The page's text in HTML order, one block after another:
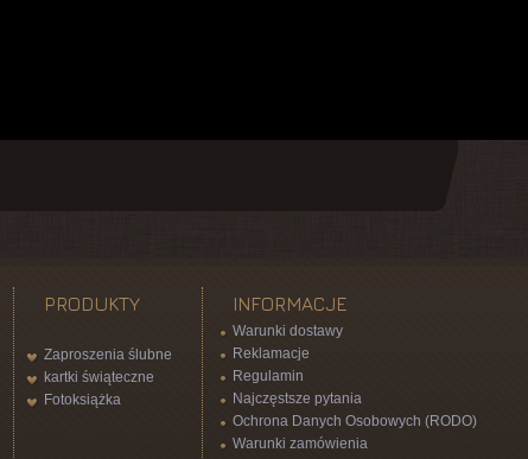
PRODUKTY
Zaproszenia ślubne
kartki świąteczne
Fotoksiążka
INFORMACJE
Warunki dostawy
Reklamacje
Regulamin
Najczęstsze pytania
Ochrona Danych Osobowych (RODO)
Warunki zamówienia